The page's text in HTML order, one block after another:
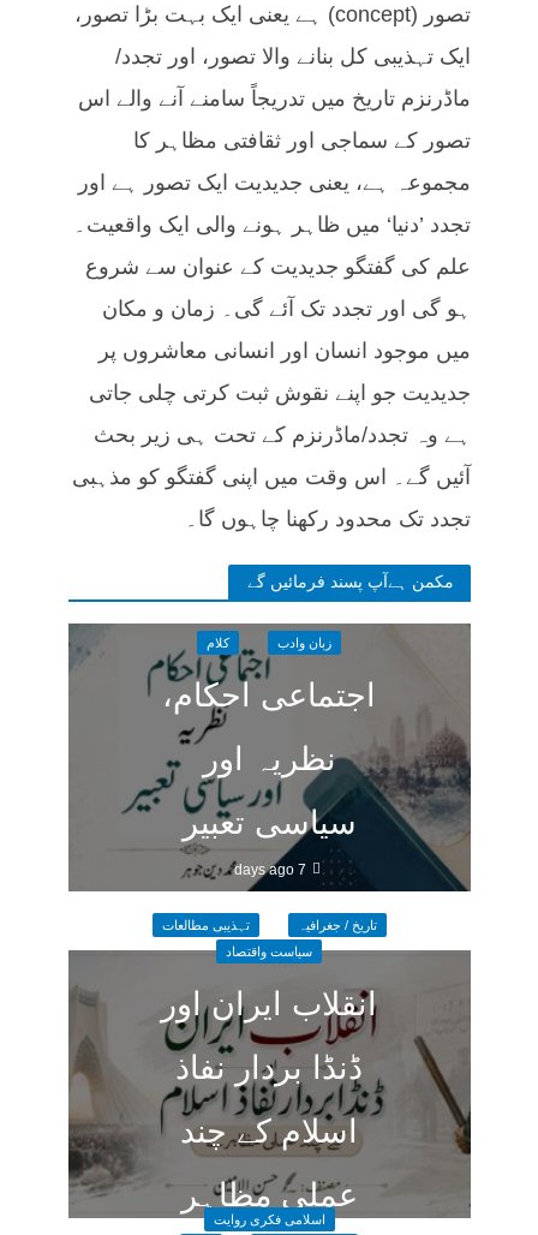
تصور (concept) ہے یعنی ایک بہت بڑا تصور،
ایک تہذیبی کل بنانے والا تصور، اور تجدد/
ماڈرنزم تاریخ میں تدریجاً سامنے آنے والے اس
تصور کے سماجی اور ثقافتی مظاہر کا
مجموعہ ہے، یعنی جدیدیت ایک تصور ہے اور
تجدد ’دنیا‘ میں ظاہر ہونے والی ایک واقعیت۔
علم کی گفتگو جدیدیت کے عنوان سے شروع
ہو گی اور تجدد تک آئے گی۔ زمان و مکان
میں موجود انسان اور انسانی معاشروں پر
جدیدیت جو اپنے نقوش ثبت کرتی چلی جاتی
ہے وہ تجدد/ماڈرنزم کے تحت ہی زیر بحث
آئیں گے۔ اس وقت میں اپنی گفتگو کو مذہبی
تجدد تک محدود رکھنا چاہوں گا۔
مکمن ہےآپ پسند فرمائیں گے
زبان وادب کلام
اجتماعی احکام،
نظریہ اور
سیاسی تعبیر
7 days ago
تاریخ / جغرافیہ
تہذیبی مطالعات
سیاست واقتصاد
انقلاب ایران اور
ڈنڈا بردار نفاذ
اسلام کے چند
عملی مظاہر
اسلامی فکری روایت